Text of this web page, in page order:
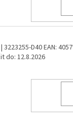
| 3223255-D40EAN:
do: 12.8.2026